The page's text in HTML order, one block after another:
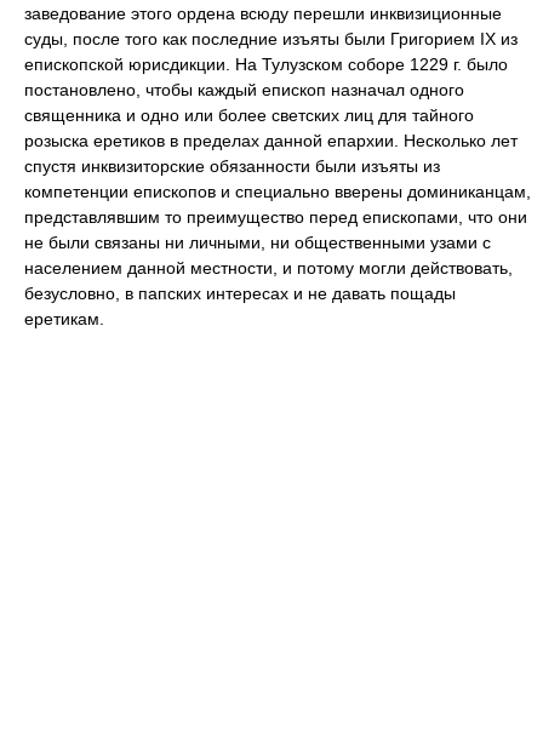
заведование этого ордена всюду перешли инквизиционные
суды, после того как последние изъяты были Григорием IX из
епископской юрисдикции. На Тулузском соборе 1229 г. было
постановлено, чтобы каждый епископ назначал одного
священника и одно или более светских лиц для тайного
розыска еретиков в пределах данной епархии. Несколько лет
спустя инквизиторские обязанности были изъяты из
компетенции епископов и специально вверены доминиканцам,
представлявшим то преимущество перед епископами, что они
не были связаны ни личными, ни общественными узами с
населением данной местности, и потому могли действовать,
безусловно, в папских интересах и не давать пощады
еретикам.